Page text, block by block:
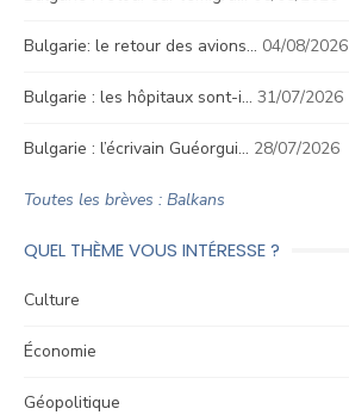
Bulgarie: le retour des avions… 04/08/2026
Bulgarie : les hôpitaux sont-i… 31/07/2026
Bulgarie : l’écrivain Guéorgui… 28/07/2026
Toutes les brèves : Balkans
QUEL THÈME VOUS INTÉRESSE ?
Culture
Économie
Géopolitique